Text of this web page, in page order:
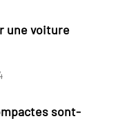
une voiture
sont-